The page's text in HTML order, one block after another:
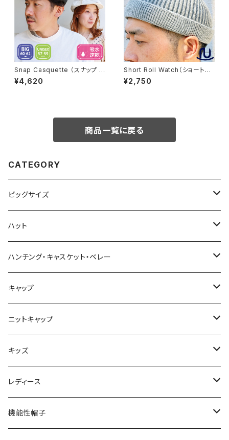
Snap Casquette （スナップ キ
ャスケット）【oq-2694】
¥4,620
Short Roll Watch（ショートロ
ールワッチ）【bcd-k01582】
¥2,750
商品一覧に戻る
CATEGORY
ビッグサイズ
春夏
秋冬
ハット
春夏
秋冬
ハンチング・キャスケット・ベレー
春夏
秋冬
キャップ
春夏
秋冬
ニットキャップ
春夏
秋冬
キッズ
春夏
秋冬
レディース
春夏
機能性帽子